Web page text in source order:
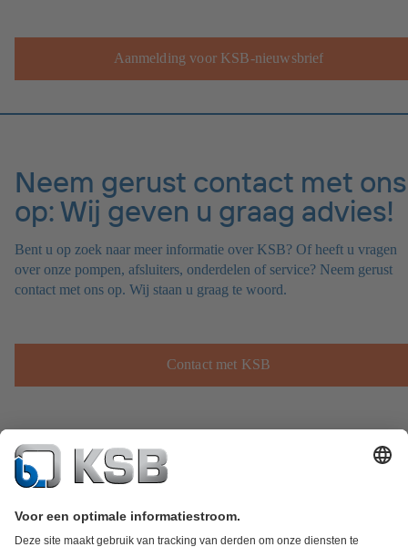
Aanmelding voor KSB-nieuwsbrief
Neem gerust contact met ons
op: Wij geven u graag advies!
Bent u op zoek naar meer informatie over KSB? Of heeft u vragen
over onze pompen, afsluiters, onderdelen of service? Neem gerust
contact met ons op. Wij staan u graag te woord.
Contact met KSB